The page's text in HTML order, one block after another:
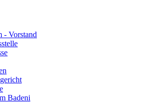
- Vorstand
Badeni